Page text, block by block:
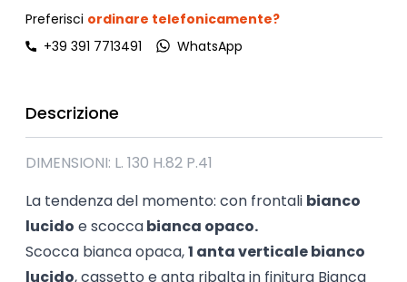
Preferisci ordinare telefonicamente?
+39 391 7713491
WhatsApp
Descrizione
DIMENSIONI: L. 130 H.82 P.41
La tendenza del momento: con frontali bianco
lucido e scoccabianca opaco.
Scocca bianca opaca,1 anta verticale bianco
lucido, cassetto e anta ribalta in finitura Bianca